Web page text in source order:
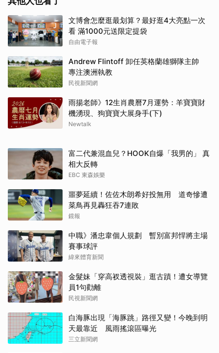
文博會怎麼逛最划算？最好逛4大亮點一次
看 滿1000元送限定提袋
自由電子報
Andrew Flintoff 卸任英格蘭雄獅隊主帥
專注澳洲執教
民視新聞網
雨揚老師》12生肖農曆7月運勢：羊寶寶財
機湧現、狗寶寶大展身手(下)
Newtalk
富二代兼混血兒？HOOK自爆「我男的」 真
相大反轉
EBC 東森娛樂
噩夢延續！佐佐木朗希好投無用 道奇慘遭
菜鳥再見轟狂吞7連敗
鏡報
中職》潘忠韋個人規劃 暫別富邦悍將主場
賽事球評
緯來體育新聞
金髮妹「穿高衩透視裝」逛古蹟！遭女導覽
員1句勸離
民視新聞網
白海豚出現「海豚跳」路徑又變！今晚到明
天最靠近 風雨搖滾區曝光
三立新聞網
取消